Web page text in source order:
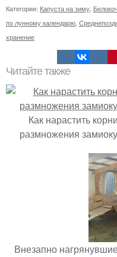
Категории: Капуста на зиму
по лунному календарю
хранение
Читайте также
Как нарастить
размножения
Внезапно